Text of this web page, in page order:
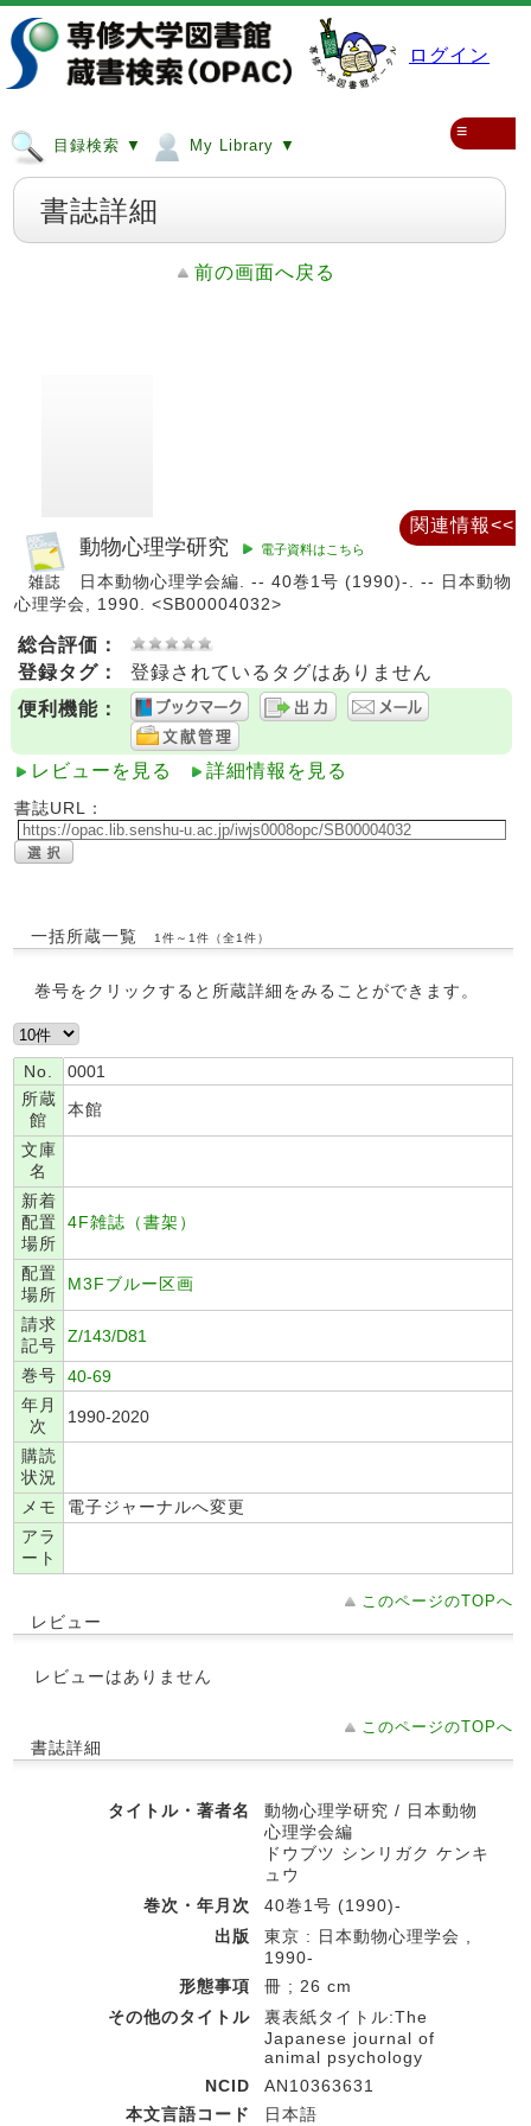
ログイン
目録検索 ▼ My Library ▼
≡
書誌詳細
前の画面へ戻る
動物心理学研究 電子資料はこちら
日本動物心理学会編. -- 40巻1号 (1990)-. -- 日本動物
心理学会, 1990. <SB00004032>
総合評価：
登録タグ：
登録されているタグはありません
便利機能：
レビューを見る 詳細情報を見る
書誌URL：
一括所蔵一覧 1件～1件（全1件）
巻号をクリックすると所蔵詳細をみることができます。
No.
0001
所蔵
館
本館
文庫
名
新着
配置
場所
4F雑誌（書架）
配置
場所
M3Fブルー区画
請求
記号
Z/143/D81
巻号
40-69
年月
次
1990-2020
購読
状況
メモ
電子ジャーナルへ変更
アラ
ート
このページのTOPへ
レビュー
レビューはありません
このページのTOPへ
書誌詳細
タイトル・著者名
動物心理学研究 / 日本動物
心理学会編
ドウブツ シンリガク ケンキ
ュウ
巻次・年月次
40巻1号 (1990)-
出版
東京 : 日本動物心理学会 ,
1990-
形態事項
冊 ; 26 cm
その他のタイトル
裏表紙タイトル:The
Japanese journal of
animal psychology
NCID
AN10363631
本文言語コード
日本語
関連情報<<